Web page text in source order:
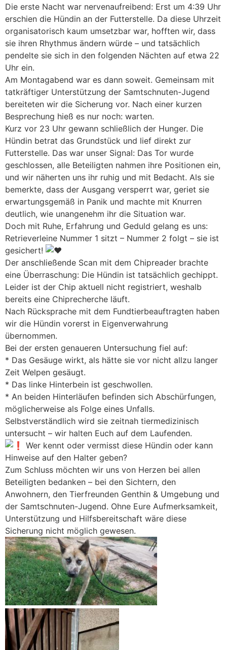
Die erste Nacht war nervenaufreibend: Erst um 4:39 Uhr
erschien die Hündin an der Futterstelle. Da diese Uhrzeit
organisatorisch kaum umsetzbar war, hofften wir, dass
sie ihren Rhythmus ändern würde – und tatsächlich
pendelte sie sich in den folgenden Nächten auf etwa 22
Uhr ein.
Am Montagabend war es dann soweit. Gemeinsam mit
tatkräftiger Unterstützung der Samtschnuten-Jugend
bereiteten wir die Sicherung vor. Nach einer kurzen
Besprechung hieß es nur noch: warten.
Kurz vor 23 Uhr gewann schließlich der Hunger. Die
Hündin betrat das Grundstück und lief direkt zur
Futterstelle. Das war unser Signal: Das Tor wurde
geschlossen, alle Beteiligten nahmen ihre Positionen ein,
und wir näherten uns ihr ruhig und mit Bedacht. Als sie
bemerkte, dass der Ausgang versperrt war, geriet sie
erwartungsgemäß in Panik und machte mit Knurren
deutlich, wie unangenehm ihr die Situation war.
Doch mit Ruhe, Erfahrung und Geduld gelang es uns:
Retrieverleine Nummer 1 sitzt – Nummer 2 folgt – sie ist
gesichert!
Der anschließende Scan mit dem Chipreader brachte
eine Überraschung: Die Hündin ist tatsächlich gechippt.
Leider ist der Chip aktuell nicht registriert, weshalb
bereits eine Chiprecherche läuft.
Nach Rücksprache mit dem Fundtierbeauftragten haben
wir die Hündin vorerst in Eigenverwahrung
übernommen.
Bei der ersten genaueren Untersuchung fiel auf:
* Das Gesäuge wirkt, als hätte sie vor nicht allzu langer
Zeit Welpen gesäugt.
* Das linke Hinterbein ist geschwollen.
* An beiden Hinterläufen befinden sich Abschürfungen,
möglicherweise als Folge eines Unfalls.
Selbstverständlich wird sie zeitnah tiermedizinisch
untersucht – wir halten Euch auf dem Laufenden.
Wer kennt oder vermisst diese Hündin oder kann
Hinweise auf den Halter geben?
Zum Schluss möchten wir uns von Herzen bei allen
Beteiligten bedanken – bei den Sichtern, den
Anwohnern, den Tierfreunden Genthin & Umgebung und
der Samtschnuten-Jugend. Ohne Eure Aufmerksamkeit,
Unterstützung und Hilfsbereitschaft wäre diese
Sicherung nicht möglich gewesen.